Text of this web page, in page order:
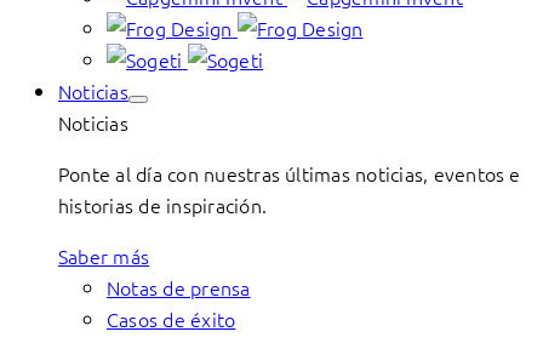
Noticias
Noticias
Ponte al día con nuestras últimas noticias, eventos e
historias de inspiración.
Saber más
Notas de prensa
Casos de éxito